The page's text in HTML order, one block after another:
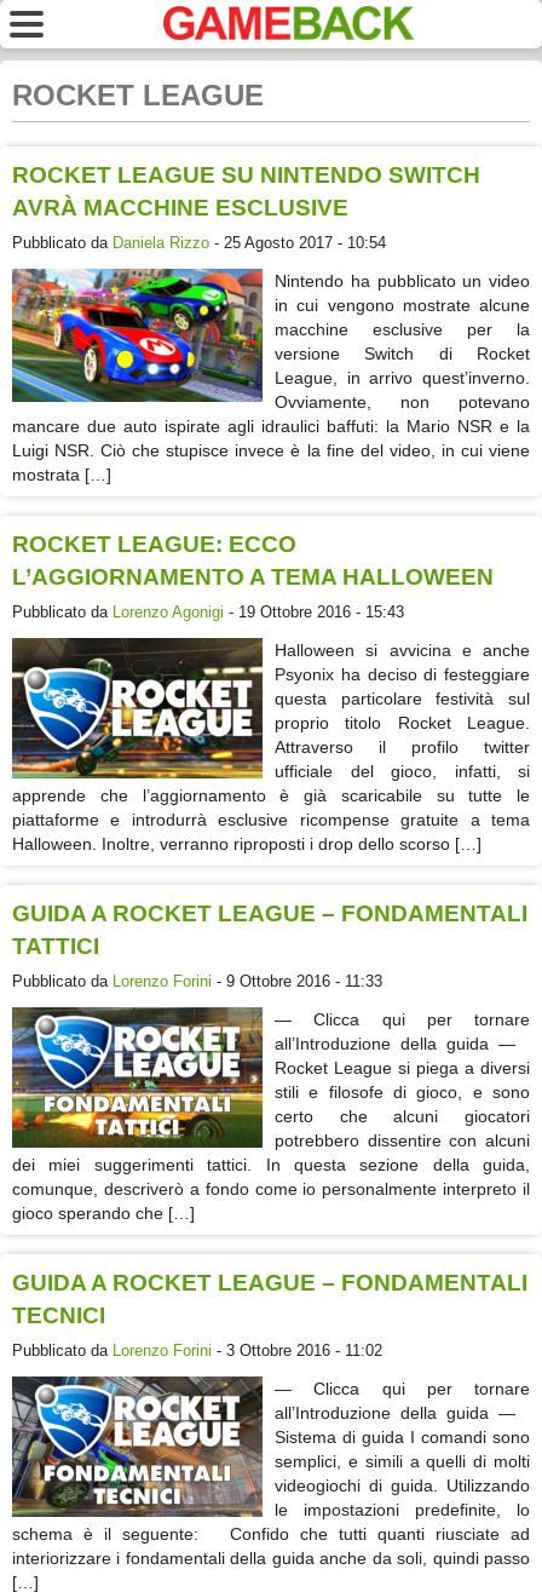
ROCKET LEAGUE
ROCKET LEAGUE SU NINTENDO SWITCH
AVRÀ MACCHINE ESCLUSIVE
Pubblicato da Daniela Rizzo - 25 Agosto 2017 - 10:54
Nintendo ha pubblicato un video
in cui vengono mostrate alcune
macchine esclusive per la
versione Switch di Rocket
League, in arrivo quest’inverno.
Ovviamente, non potevano
mancare due auto ispirate agli idraulici baffuti: la Mario NSR e la
Luigi NSR. Ciò che stupisce invece è la fine del video, in cui viene
mostrata […]
ROCKET LEAGUE: ECCO
L’AGGIORNAMENTO A TEMA HALLOWEEN
Pubblicato da Lorenzo Agonigi - 19 Ottobre 2016 - 15:43
Halloween si avvicina e anche
Psyonix ha deciso di festeggiare
questa particolare festività sul
proprio titolo Rocket League.
Attraverso il profilo twitter
ufficiale del gioco, infatti, si
apprende che l’aggiornamento è già scaricabile su tutte le
piattaforme e introdurrà esclusive ricompense gratuite a tema
Halloween. Inoltre, verranno riproposti i drop dello scorso […]
GUIDA A ROCKET LEAGUE – FONDAMENTALI
TATTICI
Pubblicato da Lorenzo Forini - 9 Ottobre 2016 - 11:33
— Clicca qui per tornare
all’Introduzione della guida —
Rocket League si piega a diversi
stili e filosofe di gioco, e sono
certo che alcuni giocatori
potrebbero dissentire con alcuni
dei miei suggerimenti tattici. In questa sezione della guida,
comunque, descriverò a fondo come io personalmente interpreto il
gioco sperando che […]
GUIDA A ROCKET LEAGUE – FONDAMENTALI
TECNICI
Pubblicato da Lorenzo Forini - 3 Ottobre 2016 - 11:02
— Clicca qui per tornare
all’Introduzione della guida —
Sistema di guida I comandi sono
semplici, e simili a quelli di molti
videogiochi di guida. Utilizzando
le impostazioni predefinite, lo
schema è il seguente: Confido che tutti quanti riusciate ad
interiorizzare i fondamentali della guida anche da soli, quindi passo
[…]